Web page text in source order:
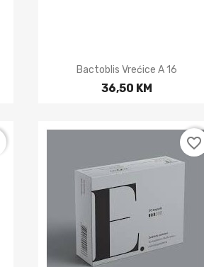
Brzi pregled
Bactoblis Vrećice A 16
36,50 KM
favorite_border